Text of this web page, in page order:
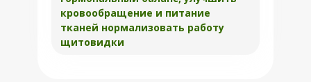
кровообращение и питание
тканей нормализовать работу
щитовидки